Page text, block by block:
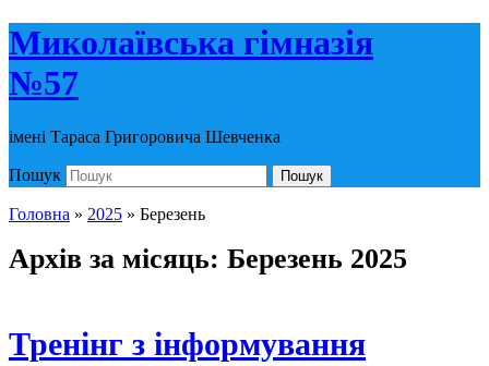
Миколаївська гімназія
№57
імені Тараса Григоровича Шевченка
Пошук Пошук
Головна » 2025 » Березень
Архів за місяць: Березень 2025
Тренінг з інформування